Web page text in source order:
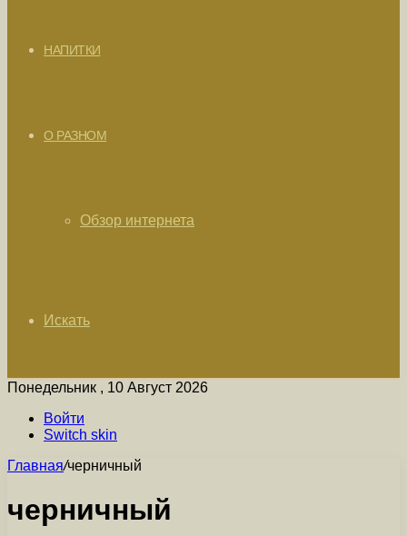
НАПИТКИ
О РАЗНОМ
Обзор интернета
Искать
Понедельник , 10 Август 2026
Войти
Switch skin
Главная/черничный
черничный